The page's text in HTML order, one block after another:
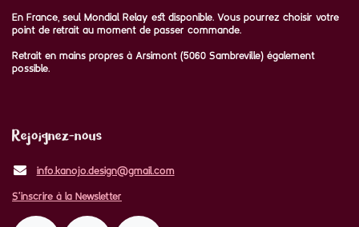
En France, seul Mondial Relay est disponible. Vous pourrez choisir votre
point de retrait au moment de passer commande.
Retrait en mains propres à Arsimont (5060 Sambreville) également
possible.
Rejoignez-nous
info.kanojo.design@gmail.com
S'inscrire à la Newsletter